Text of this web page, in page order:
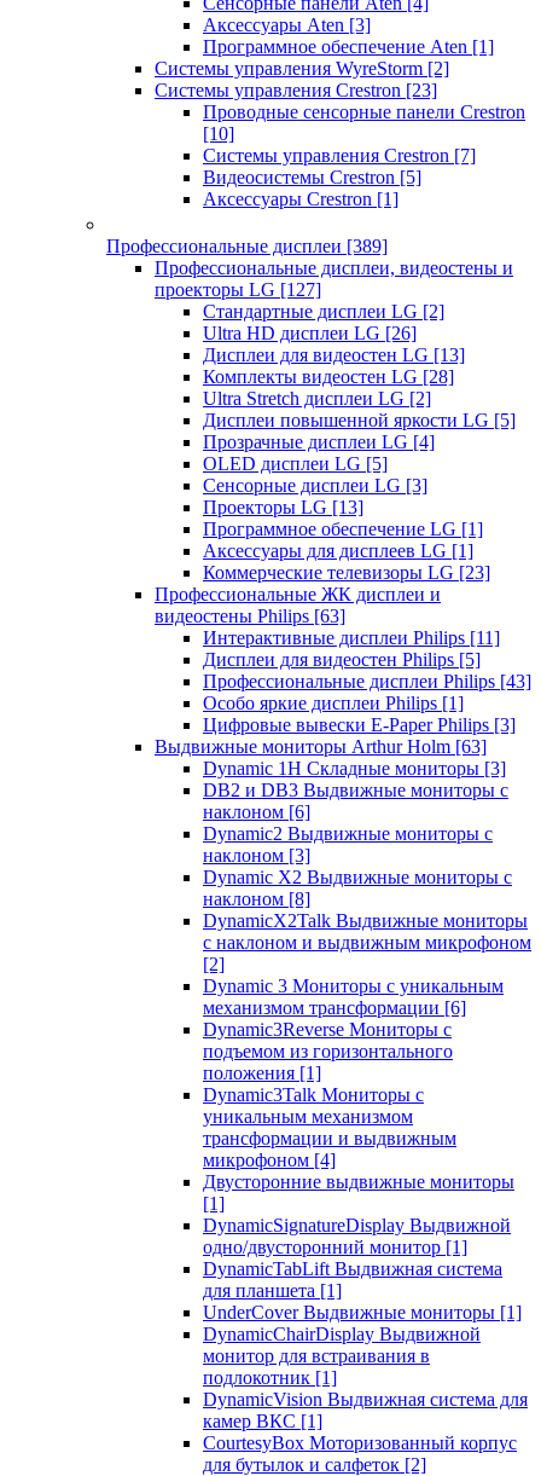
Аксессуары Aten [3]
Программное обеспечение Aten [1]
Системы управления WyreStorm [2]
Системы управления Crestron [23]
Проводные сенсорные панели Crestron
[10]
Системы управления Crestron [7]
Видеосистемы Crestron [5]
Аксессуары Crestron [1]
Профессиональные дисплеи [389]
Профессиональные дисплеи, видеостены и
проекторы LG [127]
Стандартные дисплеи LG [2]
Ultra HD дисплеи LG [26]
Дисплеи для видеостен LG [13]
Комплекты видеостен LG [28]
Ultra Stretch дисплеи LG [2]
Дисплеи повышенной яркости LG [5]
Прозрачные дисплеи LG [4]
OLED дисплеи LG [5]
Сенсорные дисплеи LG [3]
Проекторы LG [13]
Программное обеспечение LG [1]
Аксессуары для дисплеев LG [1]
Коммерческие телевизоры LG [23]
Профессиональные ЖК дисплеи и
видеостены Philips [63]
Интерактивные дисплеи Philips [11]
Дисплеи для видеостен Philips [5]
Профессиональные дисплеи Philips [43]
Особо яркие дисплеи Philips [1]
Цифровые вывески E-Paper Philips [3]
Выдвижные мониторы Arthur Holm [63]
Dynamic 1Н Складные мониторы [3]
DB2 и DB3 Выдвижные мониторы с
наклоном [6]
Dynamic2 Выдвижные мониторы с
наклоном [3]
Dynamic X2 Выдвижные мониторы с
наклоном [8]
DynamicX2Talk Выдвижные мониторы
с наклоном и выдвижным микрофоном
[2]
Dynamic 3 Мониторы с уникальным
механизмом трансформации [6]
Dynamic3Reverse Мониторы с
подъемом из горизонтального
положения [1]
Dynamic3Talk Мониторы с
уникальным механизмом
трансформации и выдвижным
микрофоном [4]
Двусторонние выдвижные мониторы
[1]
DynamicSignatureDisplay Выдвижной
одно/двусторонний монитор [1]
DynamicTabLift Выдвижная система
для планшета [1]
UnderCover Выдвижные мониторы [1]
DynamicChairDisplay Выдвижной
монитор для встраивания в
подлокотник [1]
DynamicVision Выдвижная система для
камер ВКС [1]
CourtesyBox Моторизованный корпус
для бутылок и салфеток [2]